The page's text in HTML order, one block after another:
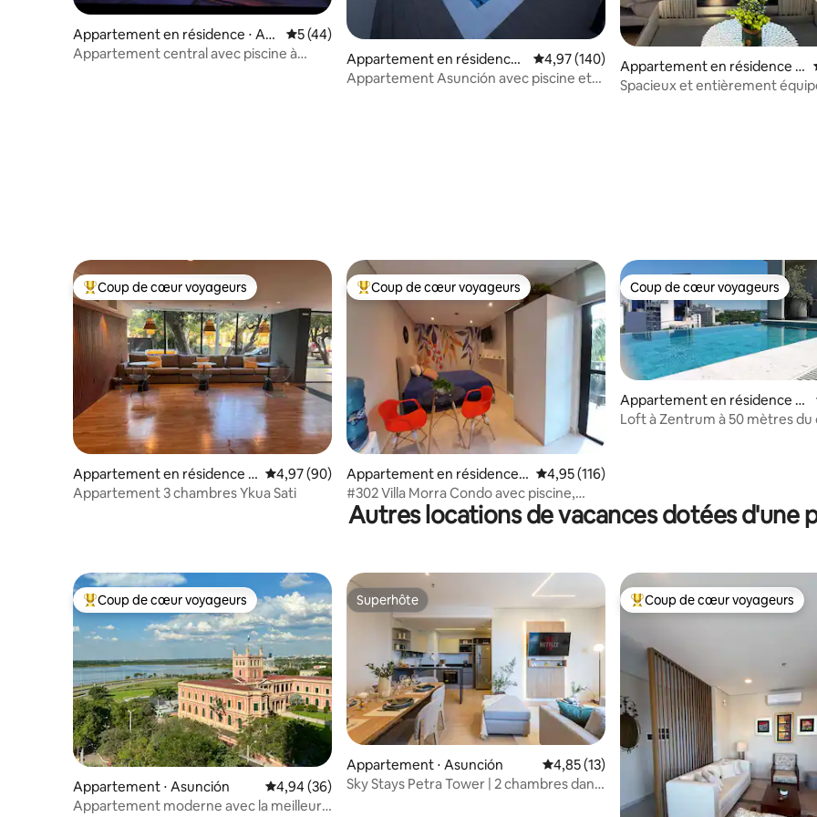
Appartement en résidence ⋅ As
unción
Évaluation moyenne sur la base de 44 commentaires : 5 sur 5
5 (44)
Appartement central avec piscine à
Appartement en résidence ⋅
Asunción
Évaluation moyenne sur la base de 140
4,97 (140)
Appartement Asunción avec piscine et
Appartement en résidence ⋅
Asunción
Spacieux et entièrement
Coups de cœur voyageurs les plus appréciés
Coup de cœur voyageurs
Appartement en résidence ⋅
Asunción
Évaluation moyenne sur la base de 90 commentaires : 4,97 sur 5
4,97 (90)
Appartement 3 chambres Ykua Sati
Coups de cœur voyageurs les plus appréciés
Coup de cœur voyageurs
Appartement en résidence ⋅
Asunción
Évaluation moyenne sur la base de 116
4,95 (116)
#302 Villa Morra Condo avec piscine,
barbecue, vue et WiFi !
Coup de cœur voyageurs
Coup de cœur voyageurs
Appartement en résidence ⋅
Asunción
Loft à Zentrum à 50 mètres
Autres locations de vacances dotées d'une
Coups de cœur voyageurs les plus appréciés
Coup de cœur voyageurs
Appartement ⋅ Asunción Évaluation moyenne sur la base de 36 commentaires : 4,94 sur 5
4,94 (36)
Appartement moderne avec la meilleure
Superhôte
Superhôte
Appartement ⋅ Asunción Évaluation moyenne sur la base de 13
4,85 (13)
Sky Stays Petra Tower | 2 chambres dans
Coups de cœur voyageurs les
Coup de cœur voyageurs